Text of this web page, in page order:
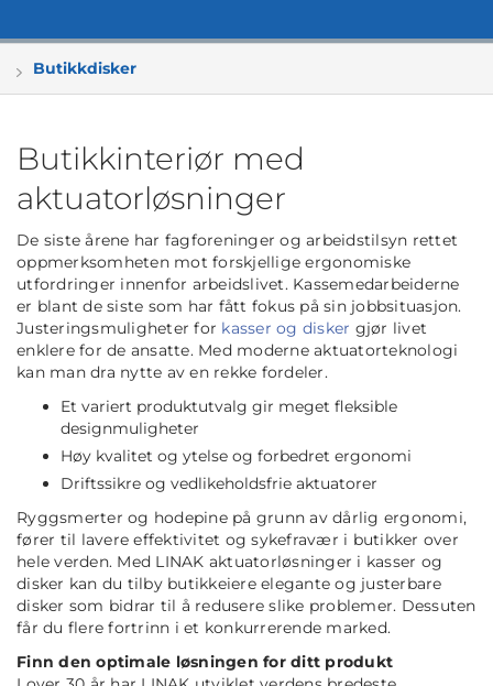
Butikkdisker
Butikkinteriør med
aktuatorløsninger
De siste årene har fagforeninger og arbeidstilsyn rettet
oppmerksomheten mot forskjellige ergonomiske
utfordringer innenfor arbeidslivet. Kassemedarbeiderne
er blant de siste som har fått fokus på sin jobbsituasjon.
Justeringsmuligheter for kasser og disker gjør livet
enklere for de ansatte. Med moderne aktuatorteknologi
kan man dra nytte av en rekke fordeler.
Et variert produktutvalg gir meget fleksible
designmuligheter
Høy kvalitet og ytelse og forbedret ergonomi
Driftssikre og vedlikeholdsfrie aktuatorer
Ryggsmerter og hodepine på grunn av dårlig ergonomi,
fører til lavere effektivitet og sykefravær i butikker over
hele verden. Med LINAK aktuatorløsninger i kasser og
disker kan du tilby butikkeiere elegante og justerbare
disker som bidrar til å redusere slike problemer. Dessuten
får du flere fortrinn i et konkurrerende marked.
Finn den optimale løsningen for ditt produkt